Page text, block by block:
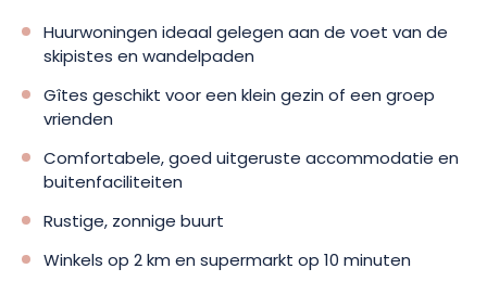
Huurwoningen ideaal gelegen aan de voet van de
skipistes en wandelpaden
Gîtes geschikt voor een klein gezin of een groep
vrienden
Comfortabele, goed uitgeruste accommodatie en
buitenfaciliteiten
Rustige, zonnige buurt
Winkels op 2 km en supermarkt op 10 minuten